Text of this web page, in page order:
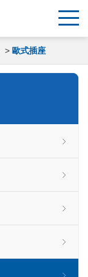
> 歐式插座